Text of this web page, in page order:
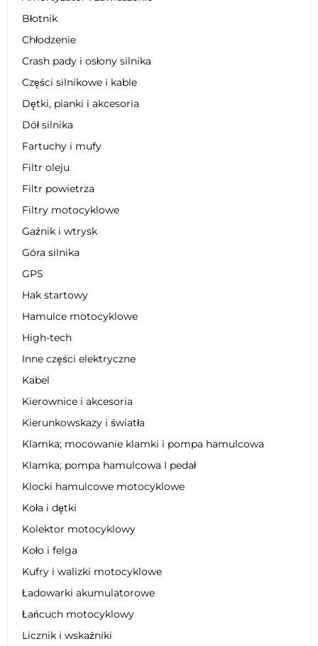
Błotnik
Chłodzenie
Crash pady i osłony silnika
Części silnikowe i kable
Dętki, pianki i akcesoria
Dół silnika
Fartuchy i mufy
Filtr oleju
Filtr powietrza
Filtry motocyklowe
Gaźnik i wtrysk
Góra silnika
GPS
Hak startowy
Hamulce motocyklowe
High-tech
Inne części elektryczne
Kabel
Kierownice i akcesoria
Kierunkowskazy i światła
Klamka; mocowanie klamki i pompa hamulcowa
Klamka; pompa hamulcowa I pedał
Klocki hamulcowe motocyklowe
Koła i dętki
Kolektor motocyklowy
Koło i felga
Kufry i walizki motocyklowe
Ładowarki akumulatorowe
Łańcuch motocyklowy
Licznik i wskaźniki